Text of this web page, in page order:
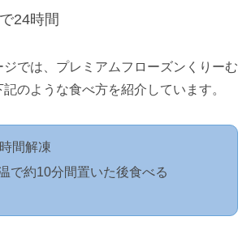
24時間
ジでは、プレミアムフローズンくりーむ
のような食べ方を紹介しています。
間解凍
で約10分間置いた後食べる